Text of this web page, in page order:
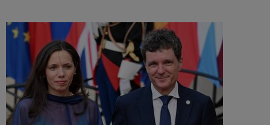
cunosc un om de calitatea aceasta”